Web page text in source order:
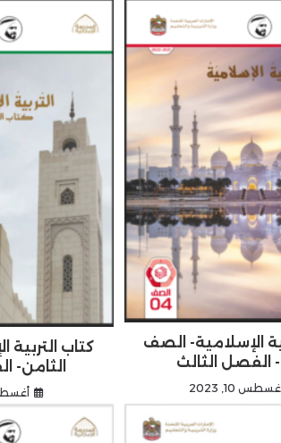
كتاب
الثامن-
أغسطس
الإسلامية- الصف
الفصل الثالث
10, 2023